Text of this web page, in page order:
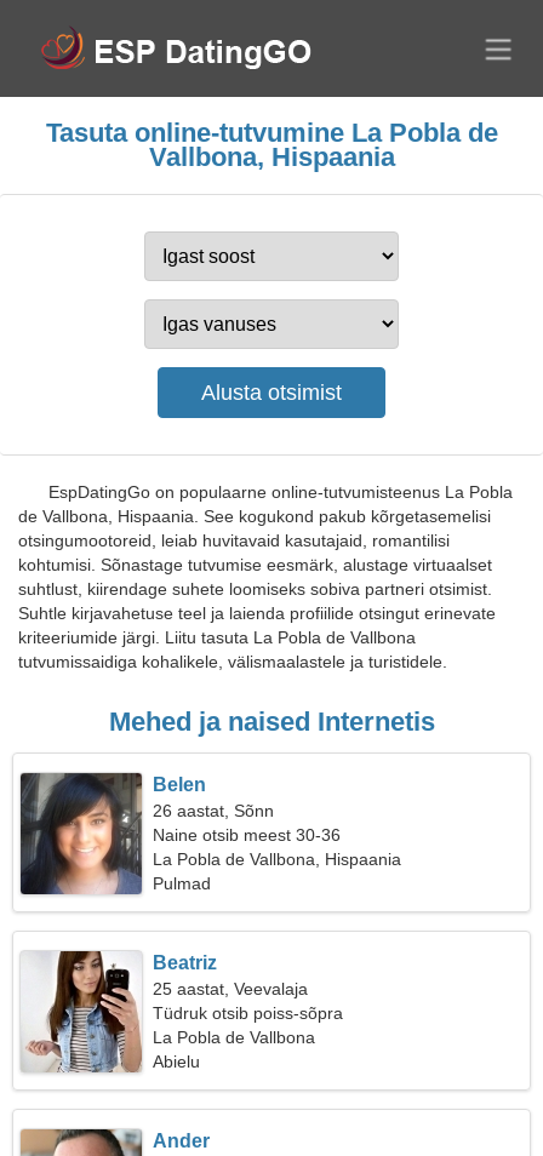
Tasuta online-tutvumine La Pobla de
Vallbona, Hispaania
EspDatingGo on populaarne online-tutvumisteenus La Pobla
de Vallbona, Hispaania. See kogukond pakub kõrgetasemelisi
otsingumootoreid, leiab huvitavaid kasutajaid, romantilisi
kohtumisi. Sõnastage tutvumise eesmärk, alustage virtuaalset
suhtlust, kiirendage suhete loomiseks sobiva partneri otsimist.
Suhtle kirjavahetuse teel ja laienda profiilide otsingut erinevate
kriteeriumide järgi. Liitu tasuta La Pobla de Vallbona
tutvumissaidiga kohalikele, välismaalastele ja turistidele.
Mehed ja naised Internetis
Belen
26 aastat, Sõnn
Naine otsib meest 30-36
La Pobla de Vallbona, Hispaania
Pulmad
Beatriz
25 aastat, Veevalaja
Tüdruk otsib poiss-sõpra
La Pobla de Vallbona
Abielu
Ander